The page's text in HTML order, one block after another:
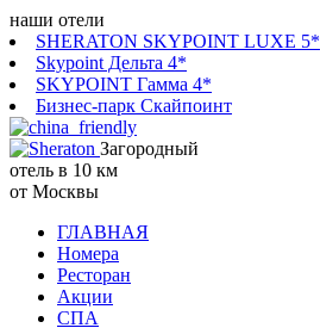
наши отели
SHERATON SKYPOINT LUXE 5*
Skypoint Дельта 4*
SKYPOINT Гамма 4*
Бизнес-парк Скайпоинт
Загородный
отель в 10 км
от Москвы
ГЛАВНАЯ
Номера
Ресторан
Акции
СПА